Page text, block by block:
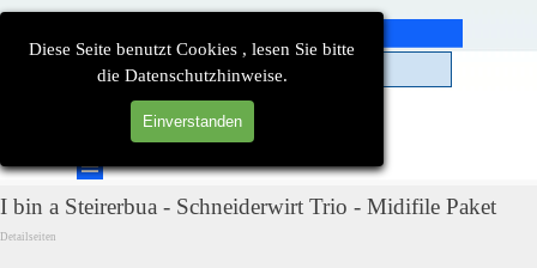
Diese Seite benutzt Cookies , lesen Sie bitte
die Datenschutzhinweise.
Einverstanden
Direkt zum Seiteninhalt
Menü überspringen
I bin a Steirerbua - Schneiderwirt Trio - Midifile Paket
Detailseiten